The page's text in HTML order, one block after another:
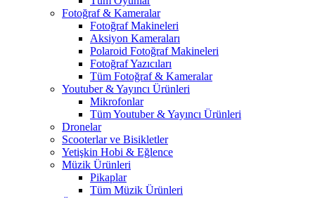
Fotoğraf & Kameralar
Fotoğraf Makineleri
Aksiyon Kameraları
Polaroid Fotoğraf Makineleri
Fotoğraf Yazıcıları
Tüm Fotoğraf & Kameralar
Youtuber & Yayıncı Ürünleri
Mikrofonlar
Tüm Youtuber & Yayıncı Ürünleri
Dronelar
Scooterlar ve Bisikletler
Yetişkin Hobi & Eğlence
Müzik Ürünleri
Pikaplar
Tüm Müzik Ürünleri